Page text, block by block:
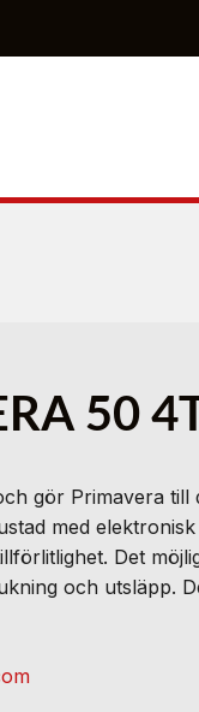
50
gör Primavera till
med
Det
och utsläpp.